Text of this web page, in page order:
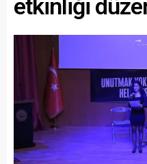
etkinliği